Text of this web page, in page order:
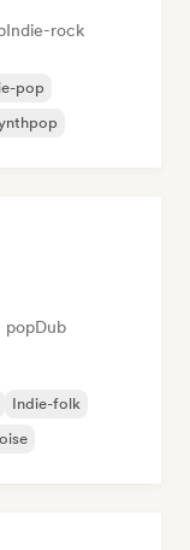
Indie-rock
pop
popDub
Indie-folk